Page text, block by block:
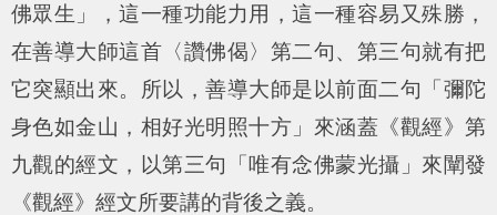
佛眾生」，這一種功能力用，這一種容易又殊勝，
在善導大師這首〈讚佛偈〉第二句、第三句就有把
它突顯出來。所以，善導大師是以前面二句「彌陀
身色如金山，相好光明照十方」來涵蓋《觀經》第
九觀的經文，以第三句「唯有念佛蒙光攝」來闡發
《觀經》經文所要講的背後之義。